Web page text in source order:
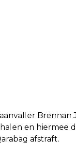
Brennan
en hiermee
afstraft.